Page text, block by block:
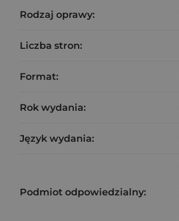
Rodzaj oprawy:
Liczba stron:
Format:
Rok wydania:
Język wydania:
Podmiot odpowiedzialny: